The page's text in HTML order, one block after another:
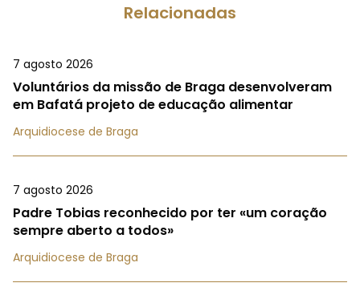
Relacionadas
7 agosto 2026
Voluntários da missão de Braga desenvolveram
em Bafatá projeto de educação alimentar
Arquidiocese de Braga
7 agosto 2026
Padre Tobias reconhecido por ter «um coração
sempre aberto a todos»
Arquidiocese de Braga